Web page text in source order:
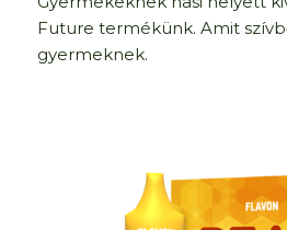
Future termékünk. Amit
gyermeknek.